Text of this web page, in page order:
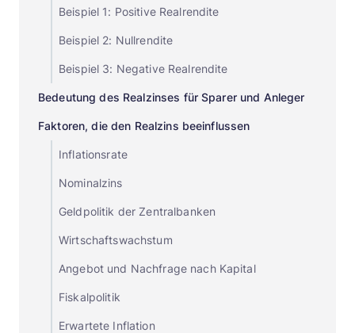
Beispiel 1: Positive Realrendite
Beispiel 2: Nullrendite
Beispiel 3: Negative Realrendite
Bedeutung des Realzinses für Sparer und Anleger
Faktoren, die den Realzins beeinflussen
Inflationsrate
Nominalzins
Geldpolitik der Zentralbanken
Wirtschaftswachstum
Angebot und Nachfrage nach Kapital
Fiskalpolitik
Erwartete Inflation